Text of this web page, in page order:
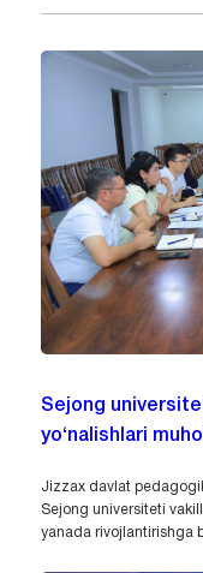
Sejong
yo‘nalishlari
Jizzax davlat
Sejong universiteti
yanada rivojlantirishga